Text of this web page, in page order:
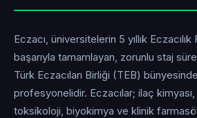
Eczacı, üniversitelerin 5 yıllık Eczacılık
başarıyla tamamlayan, zorunlu staj
Türk Eczacıları Birliği (TEB)
profesyonelidir. Eczacılar; ilaç
toksikoloji, biyokimya ve klinik